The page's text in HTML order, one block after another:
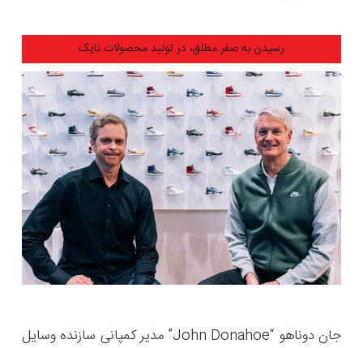
رسیدن به صفر مطلق، در تولید محصولات نایک
جان دوناهو “John Donahoe” مدیر کمپانی سازنده وسایل